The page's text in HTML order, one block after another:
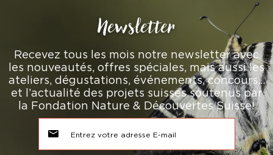
Newsletter
Recevez tous les mois notre newsletter avec
les nouveautés, offres spéciales, mais aussi les
ateliers, dégustations, événements, concours…
et l’actualité des projets suisses soutenus par
la Fondation Nature & Découvertes Suisse!